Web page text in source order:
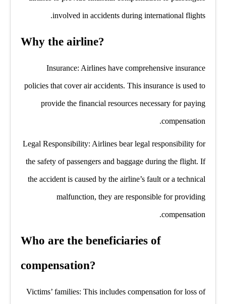
involved in accidents during international flights.
Why the airline?
Insurance: Airlines have comprehensive insurance
policies that cover air accidents. This insurance is used to
provide the financial resources necessary for paying
compensation.
Legal Responsibility: Airlines bear legal responsibility for
the safety of passengers and baggage during the flight. If
the accident is caused by the airline’s fault or a technical
malfunction, they are responsible for providing
compensation.
Who are the beneficiaries of
compensation?
Victims’ families: This includes compensation for loss of